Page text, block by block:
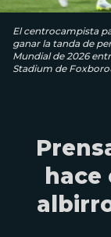
El centrocampista
ganar la tanda de
Mundial de 2026
Stadium de
hace